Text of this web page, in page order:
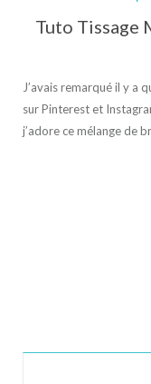
Tuto Tissage
J’avais remarqué il y a
sur Pinterest et
j’adore ce mélange de